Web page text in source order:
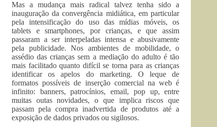
Mas a mudança mais radical talvez tenha sido a
inauguração da convergência midiática, em particular
pela intensificação do uso das mídias móveis, os
tablets e smartphones, por crianças, e que assim
passaram a ser interpeladas intensa e abusivamente
pela publicidade. Nos ambientes de mobilidade, o
assédio das crianças sem a mediação do adulto é tão
mais facilitado quanto difícil se torna para as crianças
identificar os apelos do marketing. O leque de
formatos possíveis de inserção comercial na web é
infinito: banners, patrocínios, email, pop up, entre
muitas outas novidades, o que implica riscos que
passam pela compra inadvertida de produtos até a
exposição de dados privados ou sigilosos.